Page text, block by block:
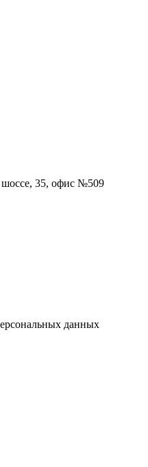
шоссе, 35, офис №509
данных